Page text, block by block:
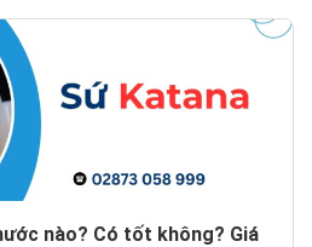
nào? Có tốt không? Giá